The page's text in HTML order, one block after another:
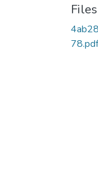
Files
78.pdf